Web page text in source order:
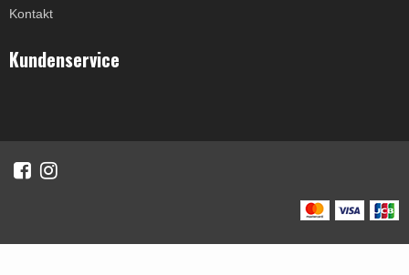
Kontakt
Kundenservice